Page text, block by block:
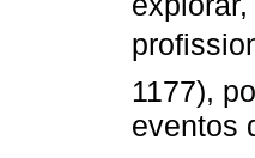
1177),
eventos